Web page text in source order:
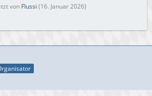
von Flussi (16. Januar 2026)